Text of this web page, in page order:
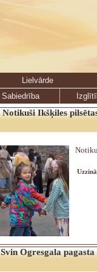
Lielvārde
Sabiedrība
Notikuši Ikšķiles
Svin Ogresgala